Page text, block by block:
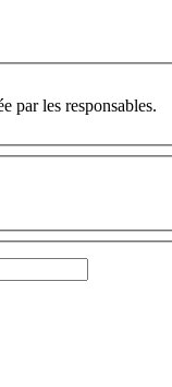
par les responsables.